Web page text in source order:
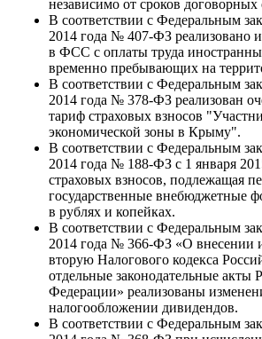
независимо от сроков
В соответствии с Федеральным
2014 года № 407-ФЗ реализовано
в ФСС с оплаты труда
временно пребывающих на
В соответствии с Федеральным
2014 года № 378-ФЗ реализован
тариф страховых взносов
экономической зоны в Крыму".
В соответствии с Федеральным
2014 года № 188-ФЗ с 1 января
страховых взносов, подлежащая
государственные внебюджетные
в рублях и копейках.
В соответствии с Федеральным
2014 года № 366-ФЗ «О внесении
вторую Налогового кодекса
отдельные законодательные акты
Федерации» реализованы
налогообложении дивидендов.
В соответствии с Федеральным